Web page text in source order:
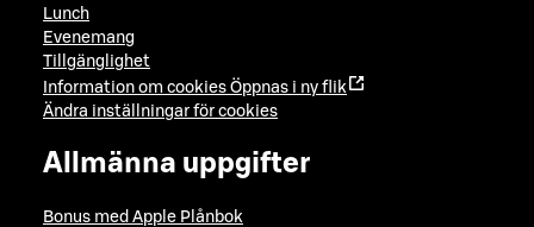
Lunch
Evenemang
Tillgänglighet
Information om cookies Öppnas i ny flik
Ändra inställningar för cookies
Allmänna uppgifter
Bonus med Apple Plånbok